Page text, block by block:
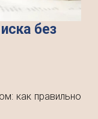
без
как правильно